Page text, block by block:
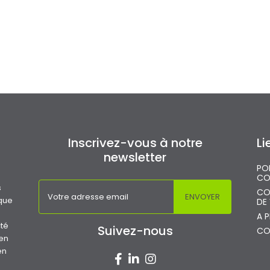
Inscrivez-vous à notre
newsletter
Suivez-nous
DE
A